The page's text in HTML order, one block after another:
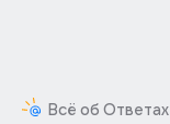
Всё об Ответах